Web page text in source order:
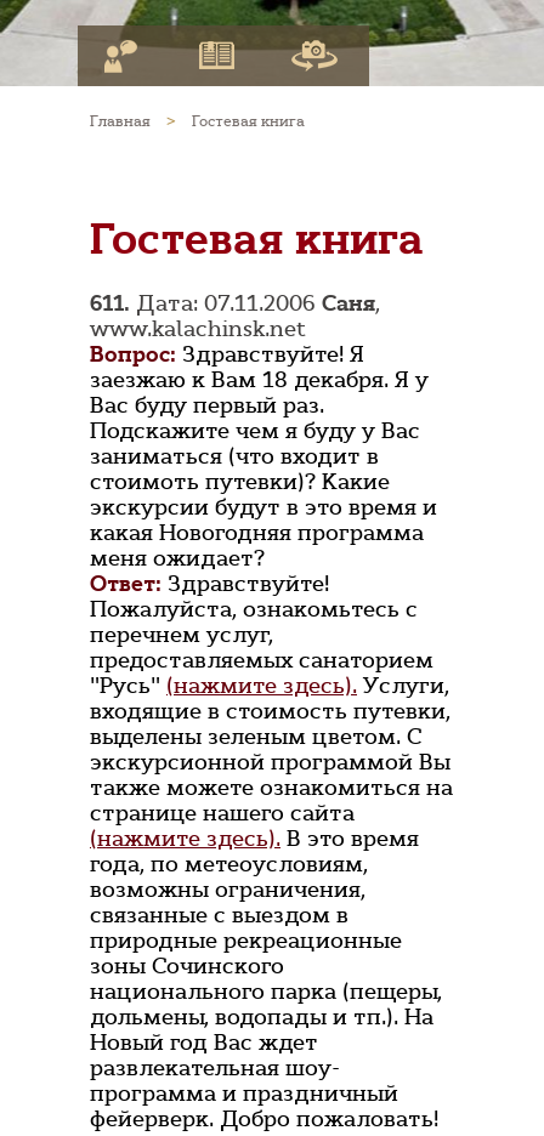
Главная > Гостевая книга
Гостевая книга
611. Дата: 07.11.2006 Саня,
www.kalachinsk.net
Вопрос: Здравствуйте! Я
заезжаю к Вам 18 декабря. Я у
Вас буду первый раз.
Подскажите чем я буду у Вас
заниматься (что входит в
стоимоть путевки)? Какие
экскурсии будут в это время и
какая Новогодняя программа
меня ожидает?
Ответ: Здравствуйте!
Пожалуйста, ознакомьтесь с
перечнем услуг,
предоставляемых санаторием
"Русь" (нажмите здесь).Услуги,
входящие в стоимость путевки,
выделены зеленым цветом. С
экскурсионной программой Вы
также можете ознакомиться на
странице нашего сайта
(нажмите здесь). В это время
года, по метеоусловиям,
возможны ограничения,
связанные с выездом в
природные рекреационные
зоны Сочинского
национального парка (пещеры,
дольмены, водопады и тп.). На
Новый год Вас ждет
развлекательная шоу-
программа и праздничный
фейерверк. Добро пожаловать!